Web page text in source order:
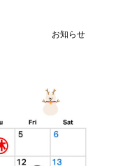
お知らせ